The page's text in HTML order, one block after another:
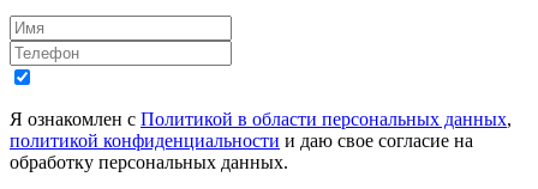
Я ознакомлен с Политикой в области персональных данных,
политикой конфиденциальности и даю свое согласие на
обработку персональных данных.